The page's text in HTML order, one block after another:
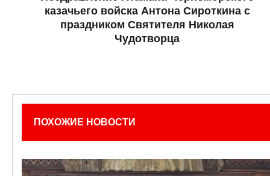
казачьего войска Антона Сироткина с
праздником Святителя Николая
Чудотворца
ПОХОЖИЕ НОВОСТИ